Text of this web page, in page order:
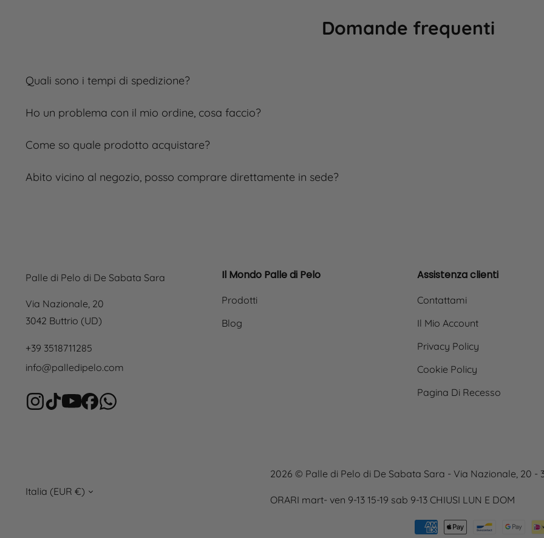
Domande frequenti
Quali sono i tempi di spedizione?
Ho un problema con il mio ordine, cosa faccio?
Come so quale prodotto acquistare?
Abito vicino al negozio, posso comprare direttamente in sede?
Palle di Pelo di De Sabata Sara
Via Nazionale, 20
3042 Buttrio (UD)
+39 3518711285
info@palledipelo.com
Il Mondo Palle di Pelo
Prodotti
Blog
Assistenza clienti
Contattami
Il Mio Account
Privacy Policy
Cookie Policy
Pagina Di Recesso
Italia (EUR €)
2026 © Palle di Pelo di De Sabata Sara - Via Nazionale, 20 -
ORARI mart- ven 9-13 15-19 sab 9-13 CHIUSI LUN E DOM